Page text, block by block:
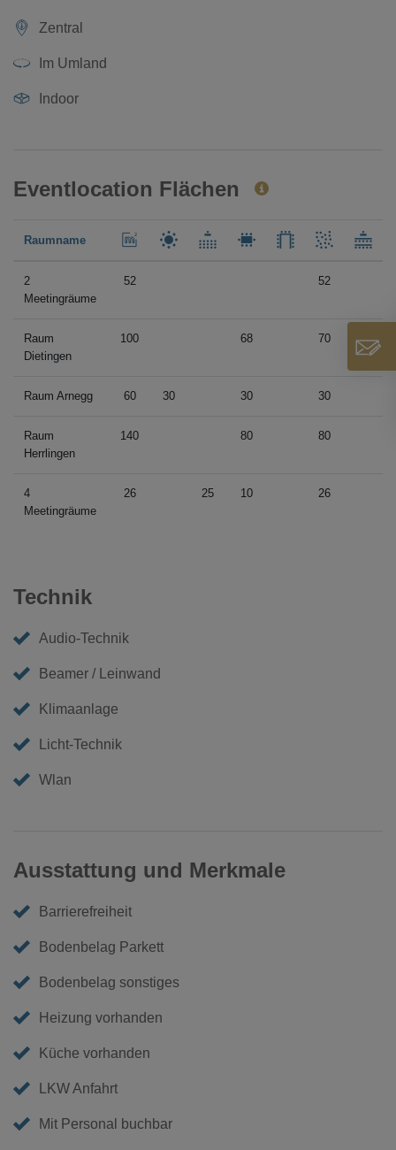
Zentral
Im Umland
Indoor
Eventlocation Flächen
Raumname
2
Meetingräume
52 52
Raum
Dietingen
100 68 70
Raum Arnegg 60 30 30 30
Raum
Herrlingen
140 80 80
4
Meetingräume
26 25 10 26
Technik
Audio-Technik
Beamer / Leinwand
Klimaanlage
Licht-Technik
Wlan
Ausstattung und Merkmale
Barrierefreiheit
Bodenbelag Parkett
Bodenbelag sonstiges
Heizung vorhanden
Küche vorhanden
LKW Anfahrt
Mit Personal buchbar